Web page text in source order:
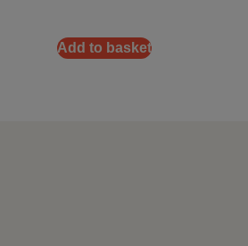
Add to basket